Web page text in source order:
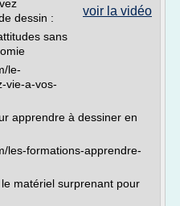
voir la vidéo
dessin :
sans
le-
vie-a-vos-
apprendre à dessiner en
les-formations-apprendre-
matériel surprenant pour